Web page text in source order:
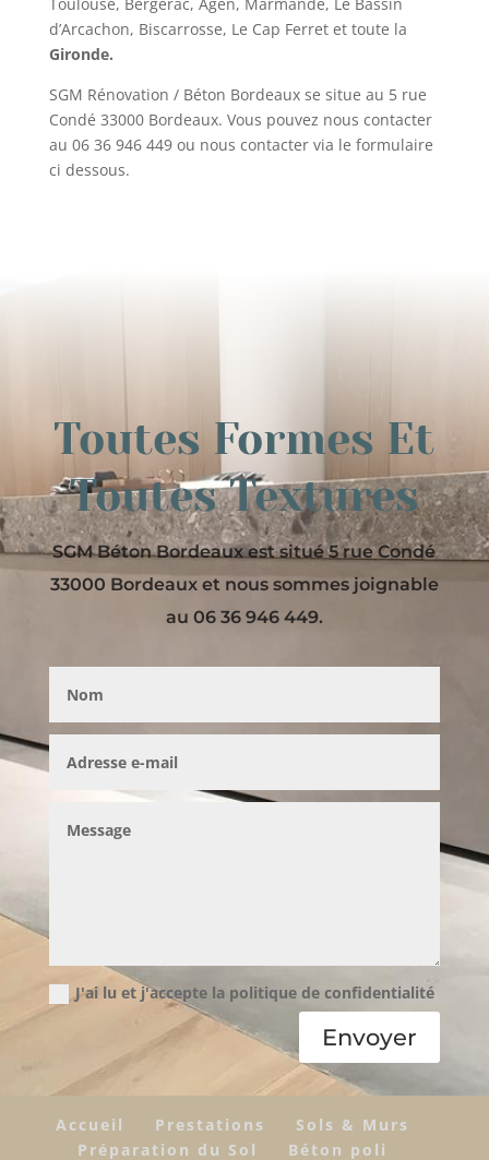
d’Arcachon, Biscarrosse, Le Cap Ferret et toute la
Gironde.
SGM Rénovation / Béton Bordeaux se situe au 5 rue
Condé 33000 Bordeaux. Vous pouvez nous contacter
au 06 36 946 449ou nous contacter via le formulaire
ci dessous.
Toutes Formes Et
Toutes Textures
SGM Béton Bordeaux est situé 5 rue Condé
33000 Bordeaux et nous sommes joignable
au 06 36 946 449.
J'ai lu et j'accepte la politique de confidentialité
Envoyer
Accueil Prestations
Sols & Murs
Préparation du Sol
Béton poli